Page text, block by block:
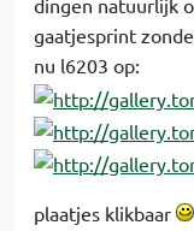
dingen natuurlijk
gaatjesprint
nu l6203 op:
plaatjes klikbaar